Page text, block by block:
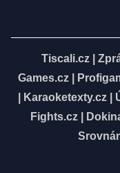
Tiscali.cz
Games.cz
Karaoketexty.cz|
Fights.cz